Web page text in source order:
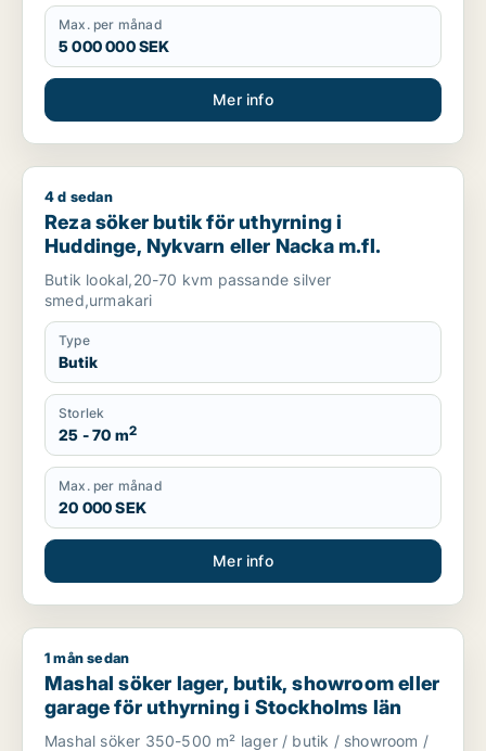
Max. per månad
5 000 000 SEK
Mer info
Reza söker butik för uthyrning i Huddinge, Nykvarn eller
4 d sedan
Reza söker butik för uthyrning i
Huddinge, Nykvarn eller Nacka m.fl.
Butik lookal,20-70 kvm passande silver
smed,urmakari
Type
Butik
Storlek
25 - 70 m2
Max. per månad
20 000 SEK
Mer info
Mashal söker lager, butik, showroom eller garage för
1 mån sedan
Mashal söker lager, butik, showroom eller
garage för uthyrning i Stockholms län
Mashal söker 350-500 m² lager / butik / showroom /